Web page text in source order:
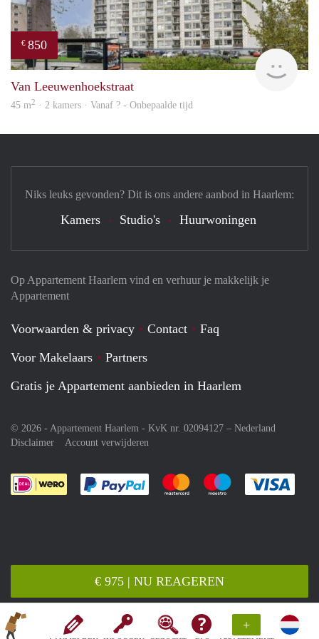
+
€ 975 | NU REAGEREN
€ 850
Van Leeuwenhoekstraat
45 m2 · 2 kamers · Vanaf ? - Onbepaalde tijd
Op Appartement Haarlem vind en verhuur je makkelijk je
Appartement
Voorwaarden & privacy Contact
Faq
Voor Makelaars
Partners
Gratis je Appartement aanbieden in Haarlem
© 2026 - Appartement Haarlem - KvK nr. 02094127 – Nederland
Disclaimer
Account verwijderen
Je rekent gemakkelijk af met Paypal
Je rekent gemakkelijk af met
Je rekent
Niks leuks gevonden? Dit is ons andere aanbod in Haarlem:
Kamers Studio's Huurwoningen